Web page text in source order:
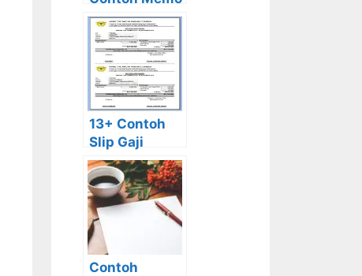
Resmi / Tidak
Resmi,
Pribadi,
Perusahaan,
Sekolah,
Singkat
13+ Contoh
Slip Gaji
Karyawan,
Perusahaan,
Swasta, Guru,
PNS,
Sederhana,
Excel
Contoh